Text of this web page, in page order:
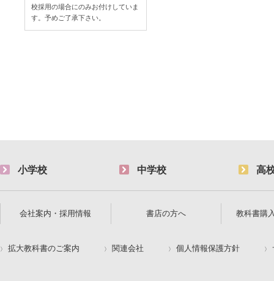
校採用の場合にのみお付けしていま
す。予めご了承下さい。
小学校 中学校 高
会社案内・採用情報 書店の方へ 教科書購
拡大教科書のご案内 関連会社 個人情報保護方針